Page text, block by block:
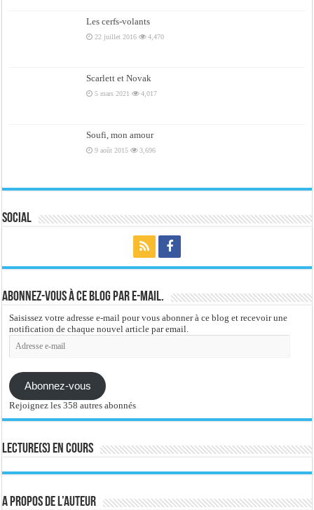
Les cerfs-volants
22 juillet 2016 4,470
Scarlett et Novak
5 mars 2021 4,017
Soufi, mon amour
9 août 2015 3,696
Social
Abonnez-vous à ce blog par e-mail.
Saisissez votre adresse e-mail pour vous abonner à ce blog et recevoir une
notification de chaque nouvel article par email.
Adresse
e-
Abonnez-vous
Rejoignez les 358 autres abonnés
Lecture(s) en cours
A propos de l’auteur